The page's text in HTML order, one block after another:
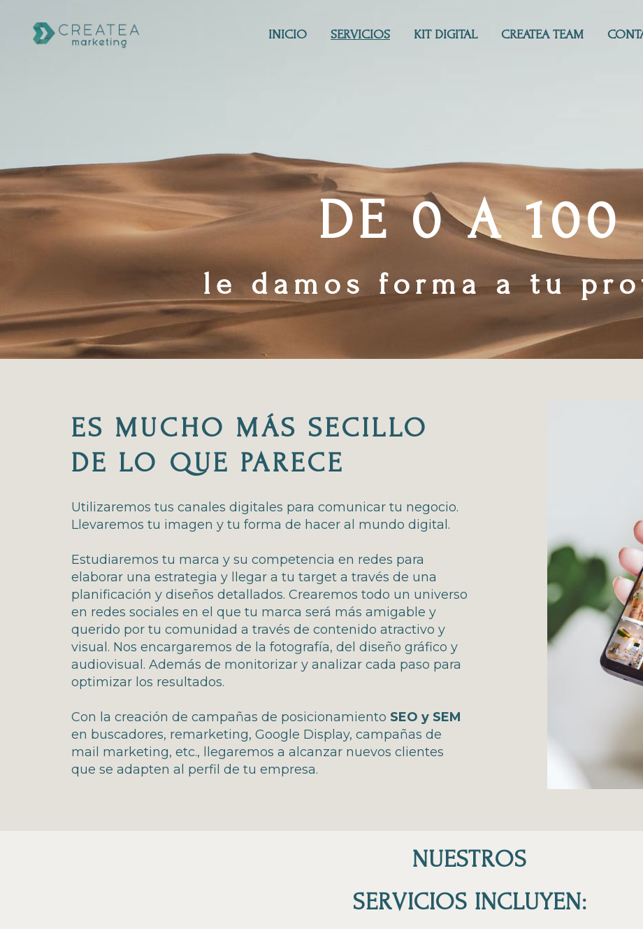
INICIO SERVICIOS KIT DIGITAL CREATEA TEAM
DE 0 A 100
le damos forma a tu
ES MUCHO MÁS SECILLO
DE LO QUE PARECE
Utilizaremos tus canales digitales para comunicar tu negocio.
Llevaremos tu imagen y tu forma de hacer al mundo digital.
Estudiaremos tu marca y su competencia en redes para
elaborar una estrategia y llegar a tu target a través de una
planificación y diseños detallados. Crearemos todo un universo
en redes sociales en el que tu marca será más amigable y
querido por tu comunidad a través de contenido atractivo y
visual. Nos encargaremos de la fotografía, del diseño gráfico y
audiovisual. Además de monitorizar y analizar cada paso para
optimizar los resultados.
Con la creación de campañas de posicionamiento SEO y SEM
en buscadores, remarketing, Google Display, campañas de
mail marketing, etc., llegaremos a alcanzar nuevos clientes
que se adapten al perfil de tu empresa.
NUESTROS
SERVICIOS INCLUYEN: